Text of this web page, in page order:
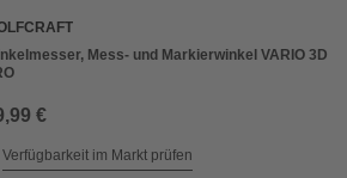
Mess- und Markierwinkel VARIO 3D
€
Verfügbarkeit im Markt prüfen